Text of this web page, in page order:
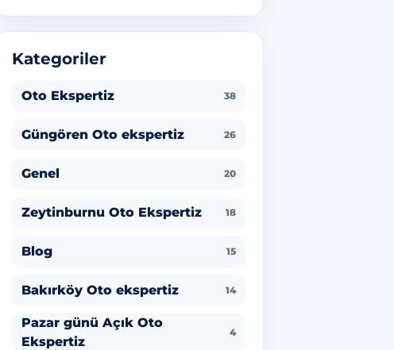
Kategoriler
Oto Ekspertiz 38
Güngören Oto ekspertiz 26
Genel 20
Zeytinburnu Oto Ekspertiz 18
Blog 15
Bakırköy Oto ekspertiz 14
Pazar günü Açık Oto
Ekspertiz
4